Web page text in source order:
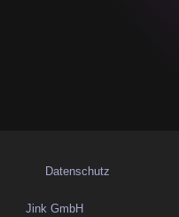
Datenschutz
Jink GmbH